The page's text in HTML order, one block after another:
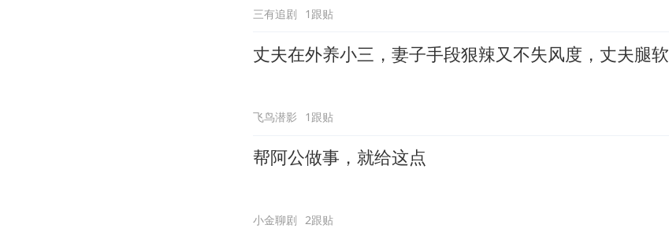
三有追剧 1跟贴
丈夫在外养小三，妻子手段狠辣又不失风度，丈夫腿软
飞鸟潜影 1跟贴
帮阿公做事，就给这点
小金聊剧 2跟贴